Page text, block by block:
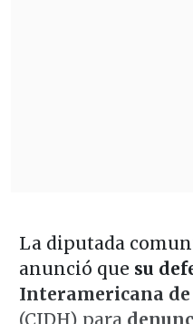
La diputada
anunció que su
Interamericana de
(CIDH) para